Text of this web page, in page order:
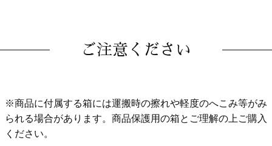
ご注意ください
※商品に付属する箱には運搬時の擦れや軽度のへこみ等がみ
られる場合があります。商品保護用の箱とご理解の上ご購入
ください。